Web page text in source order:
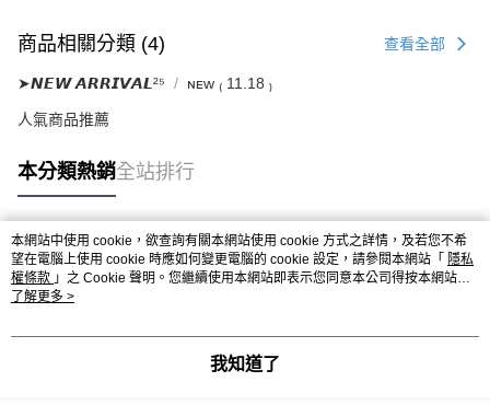
商品相關分類 (4) 查看全部
➤𝙉𝙀𝙒 𝘼𝙍𝙍𝙄𝙑𝘼𝙇²⁵ ɴᴇᴡ ₍ 11.18 ₎
人氣商品推薦
本分類熱銷全站排行
熱門標籤
本網站中使用 cookie，欲查詢有關本網站使用 cookie 方式之詳情，及若您不希
望在電腦上使用 cookie 時應如何變更電腦的 cookie 設定，請參閱本網站「 隱私
權條款 」之 Cookie 聲明。您繼續使用本網站即表示您同意本公司得按本網站使
用條款之 Cookie 聲明使用 cookie。
了解更多 >
我知道了